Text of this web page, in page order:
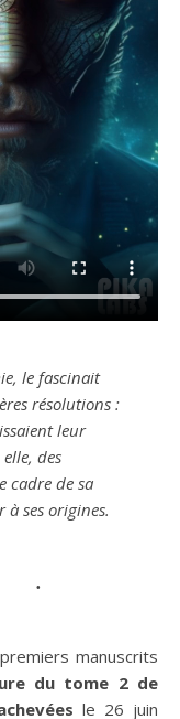
le fascinait
résolutions :
leur
des
cadre de sa
ses origines.
manuscrits
du tome 2 de
le 26 juin